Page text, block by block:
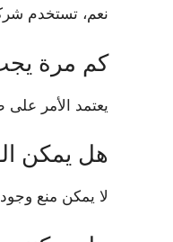
نعم، تستخدم
كم مرة
يعتمد الأمر على
هل يمكن
لا يمكن منع وجودها بنسبة 100%، لكن يمكن تقليلها إلى حد كبير وضمان عدم تكاثرها